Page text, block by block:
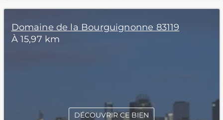
Domaine de la Bourguignonne 83119
À 15,97 km
DÉCOUVRIR CE BIEN